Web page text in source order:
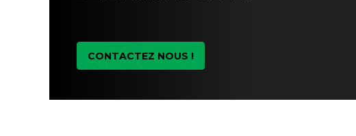
CONTACTEZ NOUS !